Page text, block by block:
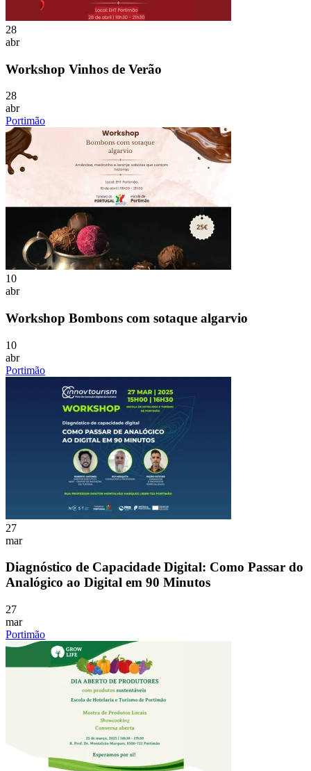
28
abr
Workshop Vinhos de Verão
28
abr
Portimão
10
abr
Workshop Bombons com sotaque algarvio
10
abr
Portimão
27
mar
Diagnóstico de Capacidade Digital: Como Passar do
Analógico ao Digital em 90 Minutos
27
mar
Portimão